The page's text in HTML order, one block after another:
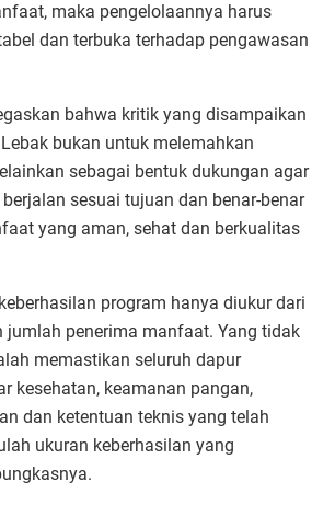
maka pengelolaannya harus
dan terbuka terhadap pengawasan
bahwa kritik yang disampaikan
bukan untuk melemahkan
sebagai bentuk dukungan agar
sesuai tujuan dan benar-benar
yang aman, sehat dan berkualitas
program hanya diukur dari
jumlah penerima manfaat. Yang tidak
memastikan seluruh dapur
kesehatan, keamanan pangan,
dan ketentuan teknis yang telah
ukuran keberhasilan yang